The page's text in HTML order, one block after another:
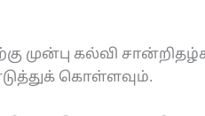
கல்வி
கொள்ளவும்.